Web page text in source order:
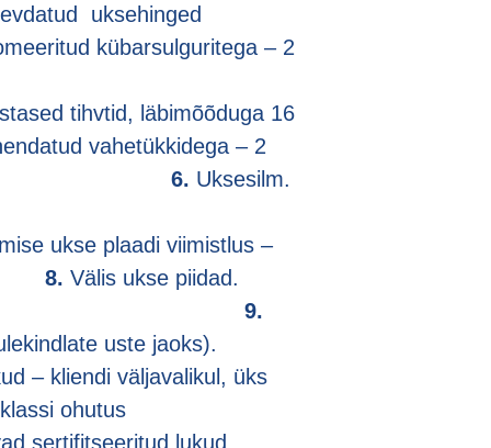
uksehinged
kübarsulguritega – 2
tihvtid, läbimõõduga 16
vahetükkidega – 2
6. Uksesilm.
ukse plaadi viimistlus –
8. Välis ukse piidad.
9.
tulekindlate uste jaoks).
– kliendi väljavalikul, üks
ohutus
sertifitseeritud lukud